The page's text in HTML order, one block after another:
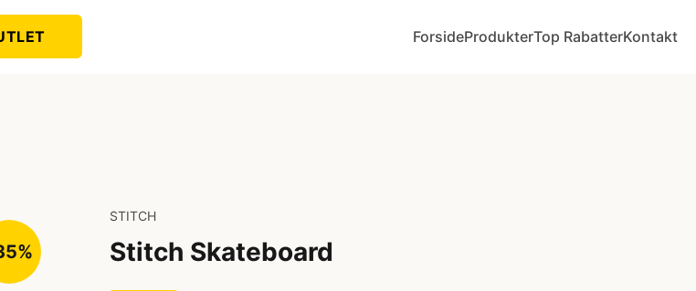
ForsideProdukterTop RabatterKontakt
STITCH
Stitch Skateboard